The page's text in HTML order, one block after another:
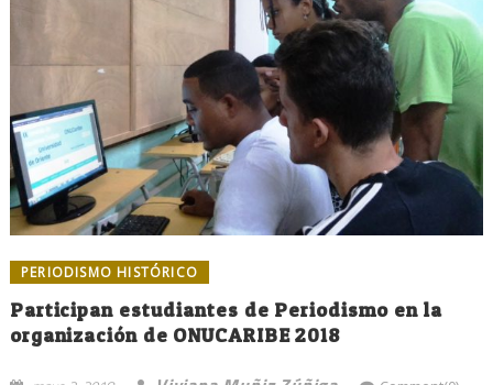
PERIODISMO HISTÓRICO
Participan estudiantes de Periodismo en la
organización de ONUCARIBE 2018